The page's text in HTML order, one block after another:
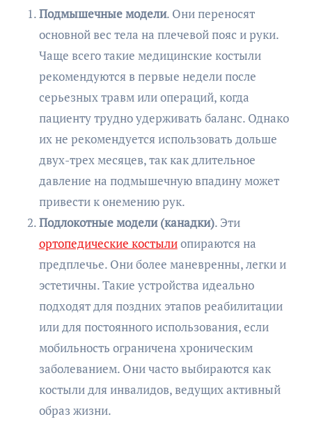
Подмышечные модели. Они переносят
основной вес тела на плечевой пояс и руки.
Чаще всего такие медицинские костыли
рекомендуются в первые недели после
серьезных травм или операций, когда
пациенту трудно удерживать баланс. Однако
их не рекомендуется использовать дольше
двух-трех месяцев, так как длительное
давление на подмышечную впадину может
привести к онемению рук.
Подлокотные модели (канадки). Эти
ортопедические костылиопираются на
предплечье. Они более маневренны, легки и
эстетичны. Такие устройства идеально
подходят для поздних этапов реабилитации
или для постоянного использования, если
мобильность ограничена хроническим
заболеванием. Они часто выбираются как
костыли для инвалидов, ведущих активный
образ жизни.